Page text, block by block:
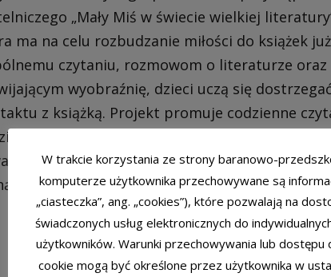
„Mały Miś w świecie wielkiej
ma na celu rozbudzanie miłości do książek
czytaniu, rozmowom o literaturze oraz
wyobraźnię, dzieci uczą się
z książką. Projekt promuje codzienne
oraz budowanie pozytywnych nawyków
dzieciom w przyszłości. Razem z
z literatury!
W trakcie korzystania ze strony baranowo-
komputerze użytkownika przechowywane są
„ciasteczka”, ang. „cookies”), które pozwalają na
świadczonych usług elektronicznych do
użytkowników. Warunki przechowywania lub dostępu
cookie mogą być określone przez użytkownika w